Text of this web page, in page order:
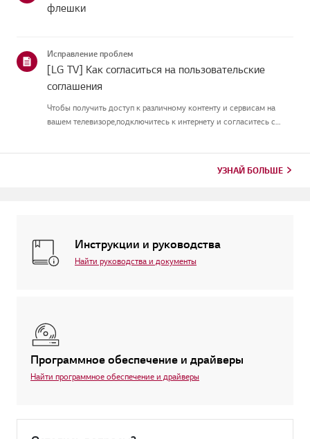
флешки
Исправление проблем
[LG TV] Как согласиться на пользовательские
соглашения
Чтобы получить доступ к различному контенту и сервисам на
вашем телевизоре,подключитесь к интернету и согласитесь с
УЗНАЙ БОЛЬШЕ
Инструкции и руководства
Найти руководства и документы
Программное обеспечение и драйверы
Найти программное обеспечение и драйверы